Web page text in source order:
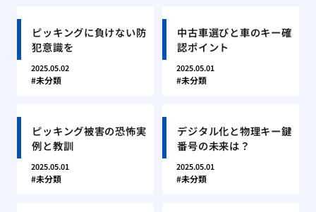
ピッキングに負けない防
犯意識を
2025.05.02
未分類
中古車選びと車のキー確
認ポイント
2025.05.01
未分類
ピッキング被害の恐怖実
例と教訓
2025.05.01
未分類
デジタル化と物理キー鍵
番号の未来は？
2025.05.01
未分類